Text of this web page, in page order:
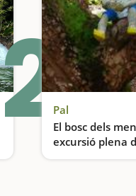
2Pal
El bosc dels
excursió plena